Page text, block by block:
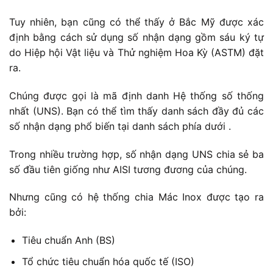
Tuy nhiên, bạn cũng có thể thấy ở Bắc Mỹ được xác
định bằng cách sử dụng số nhận dạng gồm sáu ký tự
do Hiệp hội Vật liệu và Thử nghiệm Hoa Kỳ (ASTM) đặt
ra.
Chúng được gọi là mã định danh Hệ thống số thống
nhất (UNS). Bạn có thể tìm thấy danh sách đầy đủ các
số nhận dạng phổ biến tại danh sách phía dưới .
Trong nhiều trường hợp, số nhận dạng UNS chia sẻ ba
số đầu tiên giống như AISI tương đương của chúng.
Nhưng cũng có hệ thống chia Mác Inox được tạo ra
bởi:
Tiêu chuẩn Anh (BS)
Tổ chức tiêu chuẩn hóa quốc tế (ISO)